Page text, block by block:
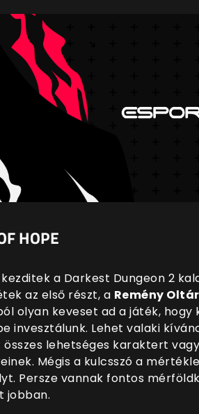
HOPE
a Darkest Dungeon 2
az első részt, a Remény
olyan keveset ad a játék, hogy
invesztálunk. Lehet valaki
összes lehetséges karaktert
Mégis a kulcsszó a
Persze vannak fontos
jobban.